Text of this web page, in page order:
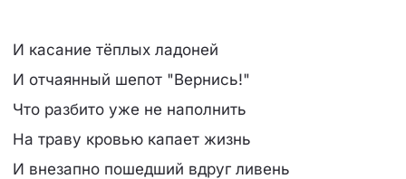
И касание тёплых ладоней
И отчаянный шепот "Вернись!"
Что разбито уже не наполнить
На траву кровью капает жизнь
И внезапно пошедший вдруг ливень